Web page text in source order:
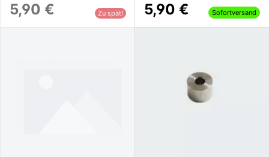
5,90 € Zu spät! 5,90 € Sofortversand